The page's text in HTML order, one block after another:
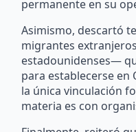
permanente en su
Asimismo, descartó
migrantes
estadounidenses—
para establecerse
la única vinculación
materia es con